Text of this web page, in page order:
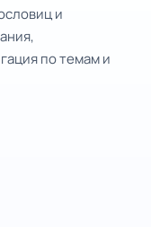
и
по темам и